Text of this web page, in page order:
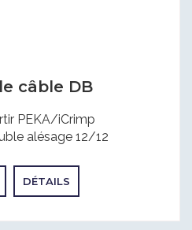
câble DB
PEKA/iCrimp
alésage 12/12
DÉTAILS